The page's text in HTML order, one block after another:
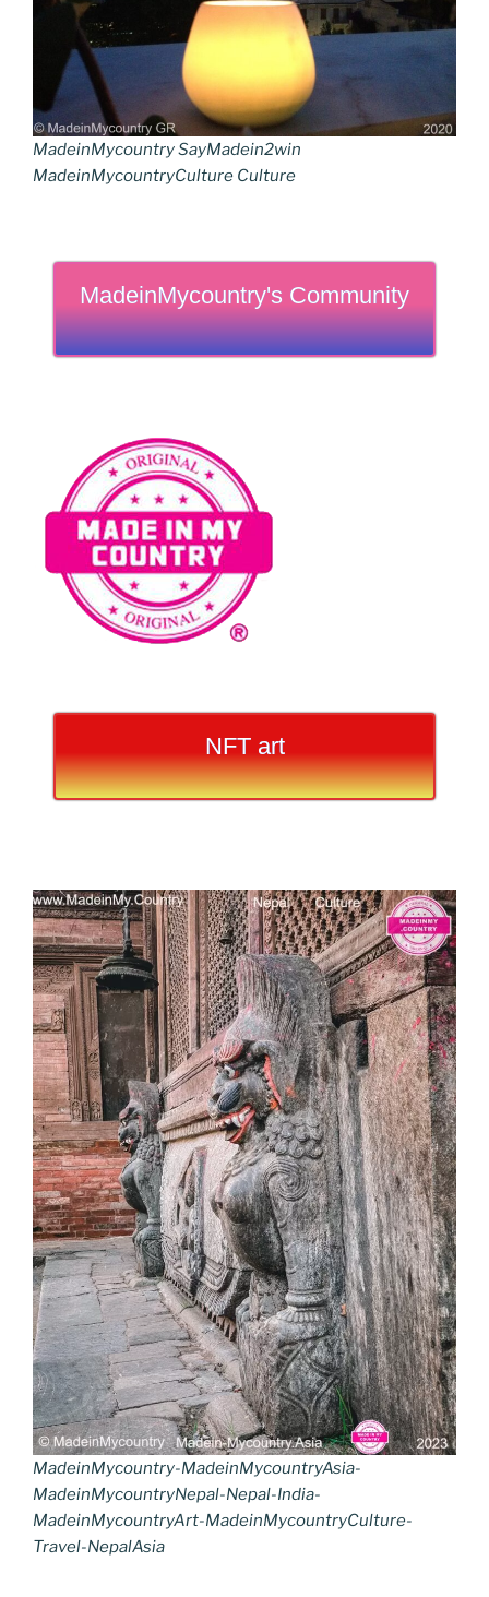
MadeinMycountry SayMadein2win
MadeinMycountryCulture Culture
MadeinMycountry's Community
NFT art
MadeinMycountry-MadeinMycountryAsia-
MadeinMycountryNepal-Nepal-India-
MadeinMycountryArt-MadeinMycountryCulture-
Travel-NepalAsia